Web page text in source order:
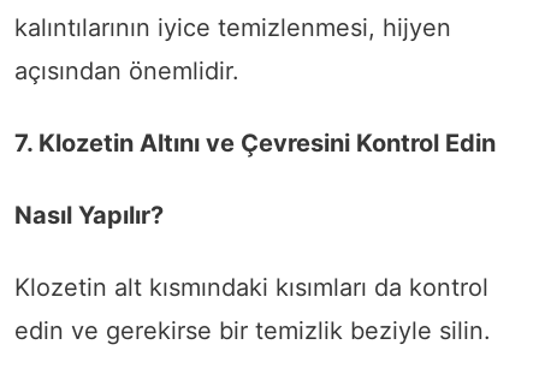
kalıntılarının iyice temizlenmesi, hijyen
açısından önemlidir.
7. Klozetin Altını ve Çevresini Kontrol Edin
Nasıl Yapılır?
Klozetin alt kısmındaki kısımları da kontrol
edin ve gerekirse bir temizlik beziyle silin.